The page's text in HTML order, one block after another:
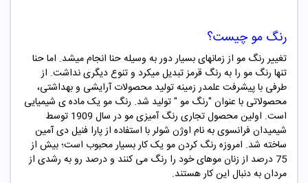
رنگ مو چیست؟
تغییر رنگ مو از زمانهای بسیار دور به وسیله حنا انجام میشد. اما حنا
تنها رنگ مو را به رنگ قرمز تبدیل میکرد و تنوع دیگری نداشت. از
طرفی با پیشرفت علمدر زمینه تولید محصولات آرایشی و بهداشتی،
محصولاتی با عنوان "رنگ مو "تولید شد. رنگ مو یک ماده ­ی شیمیایی
است. اولین محصول تجاری رنگ ­آمیزی مو در سال 1909 توسط
شیمیدان فرانسوی به نام اوژن شولر با استفاده از پارا فنیل دی آمین
ساخته شد. امروزه رنگ کردن مو یک کار بسیار محبوب است؛ بیش از
75 درصد از زنان موهای خود را رنگ می کنند و درصد رو به رشدی از
مردان به دنبال این کار هستند.